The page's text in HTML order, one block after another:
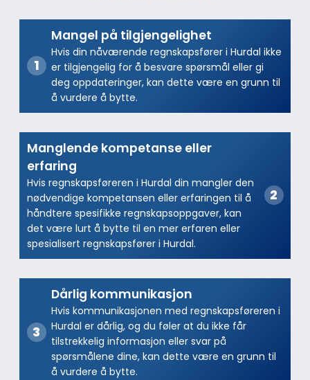
Mangel på tilgjengelighet
Hvis din nåværende regnskapsfører i Hurdal ikke
er tilgjengelig for å besvare spørsmål eller gi
deg oppdateringer, kan dette være en grunn til
å vurdere å bytte.
Manglende kompetanse eller
erfaring
Hvis regnskapsføreren i Hurdal din mangler den
nødvendige kompetansen eller erfaringen til å
håndtere spesifikke regnskapsoppgaver, kan
det være lurt å bytte til en mer erfaren eller
spesialisert regnskapsfører i Hurdal.
Dårlig kommunikasjon
Hvis kommunikasjonen med regnskapsføreren i
Hurdal er dårlig, og du føler at du ikke får
tilstrekkelig informasjon eller svar på
spørsmålene dine, kan dette være en grunn til
å vurdere å bytte.